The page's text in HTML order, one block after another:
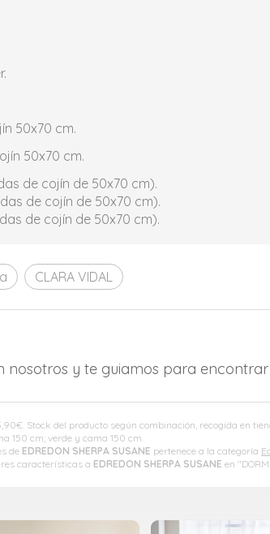
€ . Stock del producto según combinación, recogida en
150 cm; verde y cama 150 cm.
de EDREDON SHERPA SUSANE pertenece a la categoría
características a EDREDON SHERPA SUSANE en
50x70 cm.
50x70 cm.
de cojín de 50x70 cm).
de cojín de 50x70 cm).
de cojín de 50x70 cm).
CLARA VIDAL
nosotros y te guiamos para